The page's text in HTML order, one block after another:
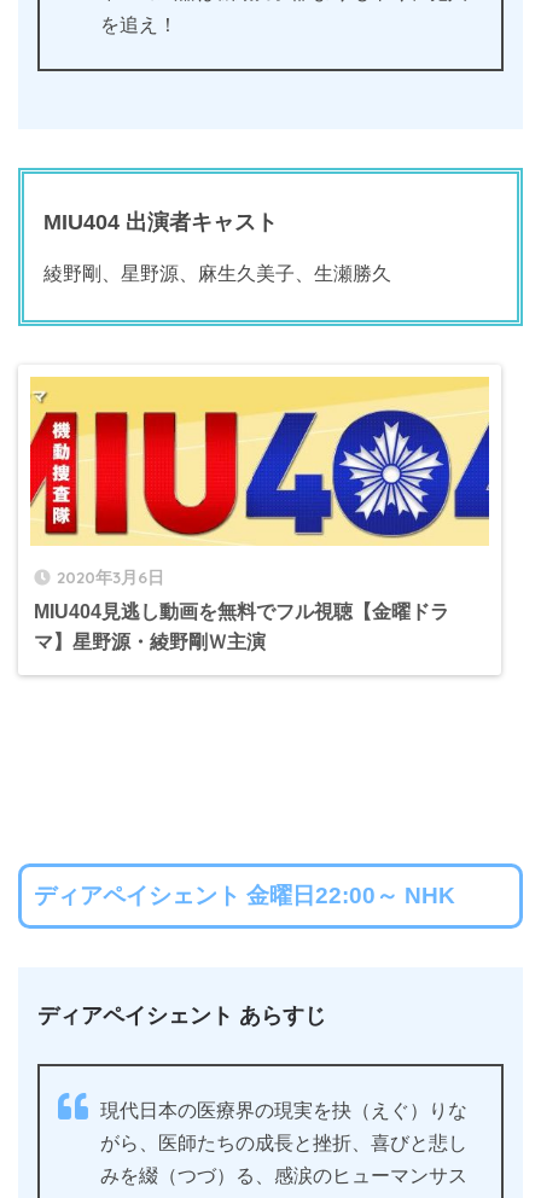
を追え！
MIU404 出演者キャスト
綾野剛、星野源、麻生久美子、生瀬勝久
2020年3月6日
MIU404見逃し動画を無料でフル視聴【金曜ドラ
マ】星野源・綾野剛Ｗ主演
ディアペイシェント 金曜日22:00～ NHK
ディアペイシェント あらすじ
現代日本の医療界の現実を抉（えぐ）りな
がら、医師たちの成長と挫折、喜びと悲し
みを綴（つづ）る、感涙のヒューマンサス